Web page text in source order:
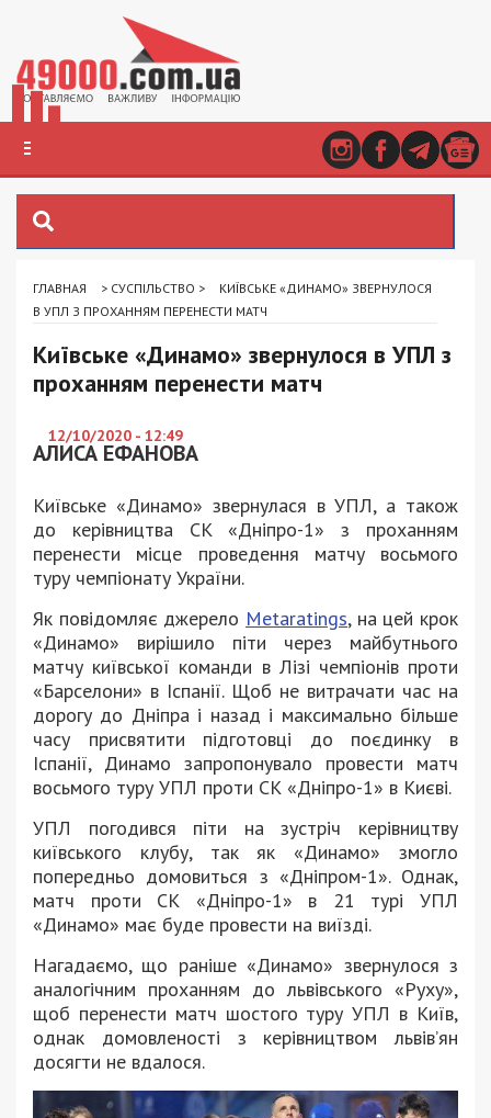
ГЛАВНАЯ > СУСПІЛЬСТВО >
КИЇВСЬКЕ «ДИНАМО» ЗВЕРНУЛОСЯ
В УПЛ З ПРОХАННЯМ ПЕРЕНЕСТИ МАТЧ
Київське «Динамо» звернулося в УПЛ з
проханням перенести матч
12/10/2020 - 12:49
АЛИСА ЕФАНОВА
Київське «Динамо» звернулася в УПЛ, а також
до керівництва СК «Дніпро-1» з проханням
перенести місце проведення матчу восьмого
туру чемпіонату України.
Як повідомляє джерело Metaratings, на цей крок
«Динамо» вирішило піти через майбутнього
матчу київської команди в Лізі чемпіонів проти
«Барселони» в Іспанії. Щоб не витрачати час на
дорогу до Дніпра і назад і максимально більше
часу присвятити підготовці до поєдинку в
Іспанії, Динамо запропонувало провести матч
восьмого туру УПЛ проти СК «Дніпро-1» в Києві.
УПЛ погодився піти на зустріч керівництву
київського клубу, так як «Динамо» змогло
попередньо домовиться з «Дніпром-1». Однак,
матч проти СК «Дніпро-1» в 21 турі УПЛ
«Динамо» має буде провести на виїзді.
Нагадаємо, що раніше «Динамо» звернулося з
аналогічним проханням до львівського «Руху»,
щоб перенести матч шостого туру УПЛ в Київ,
однак домовленості з керівництвом львів’ян
досягти не вдалося.